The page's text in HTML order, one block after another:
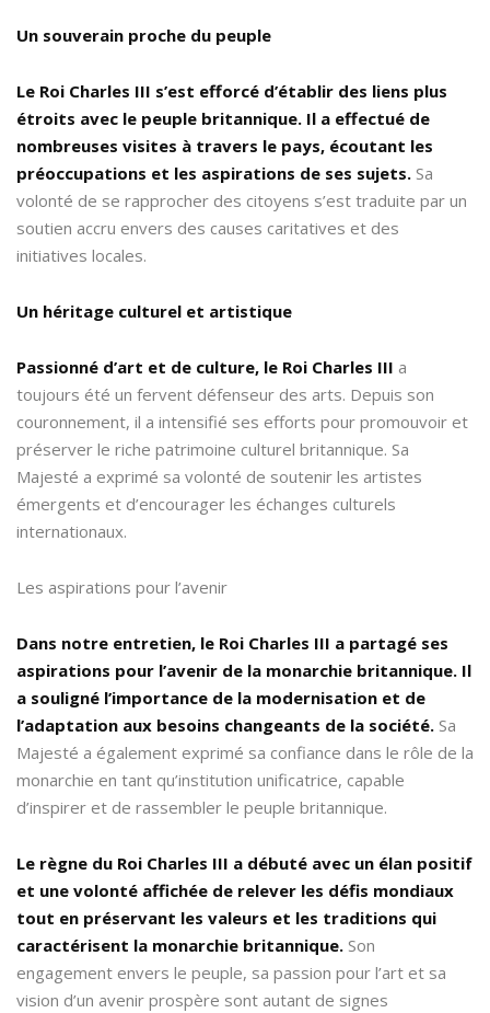
Un souverain proche du peuple
Le Roi Charles III s’est efforcé d’établir des liens plus
étroits avec le peuple britannique. Il a effectué de
nombreuses visites à travers le pays, écoutant les
préoccupations et les aspirations de ses sujets. Sa
volonté de se rapprocher des citoyens s’est traduite par un
soutien accru envers des causes caritatives et des
initiatives locales.
Un héritage culturel et artistique
Passionné d’art et de culture, le Roi Charles III a
toujours été un fervent défenseur des arts. Depuis son
couronnement, il a intensifié ses efforts pour promouvoir et
préserver le riche patrimoine culturel britannique. Sa
Majesté a exprimé sa volonté de soutenir les artistes
émergents et d’encourager les échanges culturels
internationaux.
Les aspirations pour l’avenir
Dans notre entretien, le Roi Charles III a partagé ses
aspirations pour l’avenir de la monarchie britannique. Il
a souligné l’importance de la modernisation et de
l’adaptation aux besoins changeants de la société. Sa
Majesté a également exprimé sa confiance dans le rôle de la
monarchie en tant qu’institution unificatrice, capable
d’inspirer et de rassembler le peuple britannique.
Le règne du Roi Charles III a débuté avec un élan positif
et une volonté affichée de relever les défis mondiaux
tout en préservant les valeurs et les traditions qui
caractérisent la monarchie britannique. Son
engagement envers le peuple, sa passion pour l’art et sa
vision d’un avenir prospère sont autant de signes